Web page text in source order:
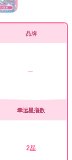
品牌
幸运星指数
2星